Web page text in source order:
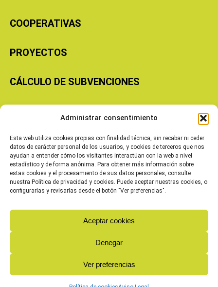
Administrar consentimiento
Esta web utiliza cookies propias con finalidad técnica, sin recabar ni ceder
datos de carácter personal de los usuarios, y cookies de terceros que nos
ayudan a entender cómo los visitantes interactúan con la web a nivel
estadístico y de forma anónima. Para obtener más información sobre
estas cookies y el procesamiento de sus datos personales, consulte
nuestra Política de privacidad y cookies. Puede aceptar nuestras cookies, o
configurarlas y revisarlas desde el botón "Ver preferencias".
Aceptar cookies
Denegar
Ver preferencias
COOPERATIVAS
PROYECTOS
CÁLCULO DE SUBVENCIONES